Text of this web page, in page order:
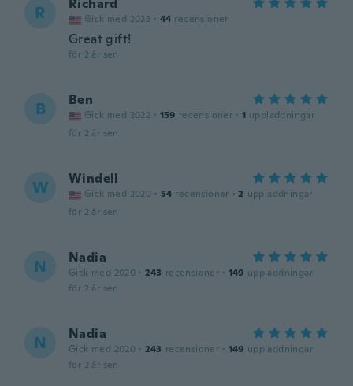
R Richard
Gick med 2023 · 44 recensioner
Great gift!
för 2 år sen
B Ben
Gick med 2022 · 159 recensioner · 1 uppladdningar
för 2 år sen
W Windell
Gick med 2020 · 54 recensioner · 2 uppladdningar
för 2 år sen
N Nadia
Gick med 2020 · 243 recensioner · 149 uppladdningar
för 2 år sen
N Nadia
Gick med 2020 · 243 recensioner · 149 uppladdningar
för 2 år sen